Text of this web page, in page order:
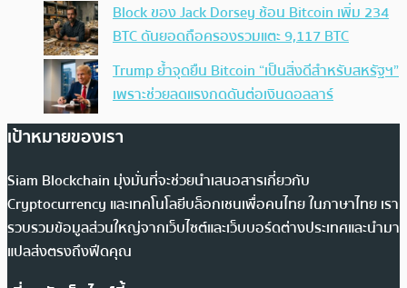
Block ของ Jack Dorsey ช้อน Bitcoin เพิ่ม 234
BTC ดันยอดถือครองรวมแตะ 9,117 BTC
Trump ย้ำจุดยืน Bitcoin “เป็นสิ่งดีสำหรับสหรัฐฯ”
เพราะช่วยลดแรงกดดันต่อเงินดอลลาร์
เป้าหมายของเรา
Siam Blockchain มุ่งมั่นที่จะช่วยนำเสนอสารเกี่ยวกับ
Cryptocurrency และเทคโนโลยีบล็อกเชนเพื่อคนไทย ในภาษาไทย เรา
รวบรวมข้อมูลส่วนใหญ่จากเว็บไซต์และเว็บบอร์ดต่างประเทศและนำมา
แปลส่งตรงถึงฟีดคุณ